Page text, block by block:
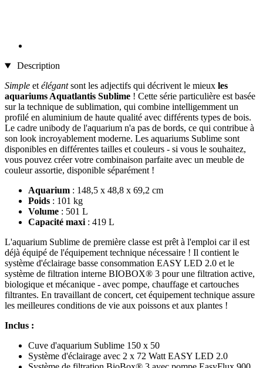
Description
Simple et élégantsont les adjectifs qui décrivent le mieux les
aquariums Aquatlantis Sublime ! Cette série particulière est basée
sur la technique de sublimation, qui combine intelligemment un
profilé en aluminium de haute qualité avec différents types de bois.
Le cadre unibody de l'aquarium n'a pas de bords, ce qui contribue à
son look incroyablement moderne. Les aquariums Sublime sont
disponibles en différentes tailles et couleurs - si vous le souhaitez,
vous pouvez créer votre combinaison parfaite avec un meuble de
couleur assortie, disponible séparément !
Aquarium : 148,5 x 48,8 x 69,2 cm
Poids : 101 kg
Volume : 501 L
Capacité maxi : 419 L
L'aquarium Sublime de première classe est prêt à l'emploi car il est
déjà équipé de l'équipement technique nécessaire ! Il contient le
système d'éclairage basse consommation EASY LED 2.0 et le
système de filtration interne BIOBOX® 3 pour une filtration active,
biologique et mécanique - avec pompe, chauffage et cartouches
filtrantes. En travaillant de concert, cet équipement technique assure
les meilleures conditions de vie aux poissons et aux plantes !
Inclus :
Cuve d'aquarium Sublime 150 x 50
Système d'éclairage avec 2 x 72 Watt EASY LED 2.0